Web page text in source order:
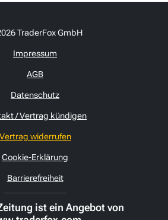
TraderFox GmbH
Impressum
AGB
Datenschutz
/ Vertrag kündigen
Vertrag widerrufen
Cookie-Erklärung
Barrierefreiheit
ist ein Angebot von